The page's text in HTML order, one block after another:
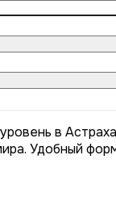
в
Удобный